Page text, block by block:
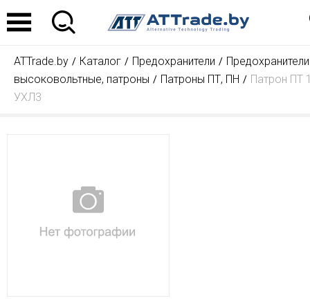
ATTrade.by Каталог Предохранители
Предохранители
высоковольтные, патроны
Патроны ПТ, ПН
Патрон ПТ
УХЛ3